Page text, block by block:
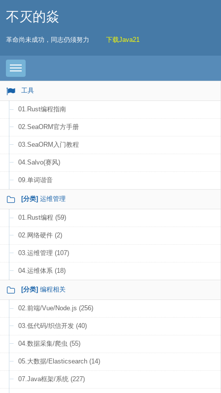
不灭的焱
革命尚未成功，同志仍须努力 下载Java21
Toggle navigation
工具
01.Rust编程指南
02.SeaORM官方手册
03.SeaORM入门教程
04.Salvo(赛风)
09.单词谐音
[分类] 运维管理
01.Rust编程 (59)
02.网络硬件 (2)
03.运维管理 (107)
04.运维体系 (18)
[分类] 编程相关
02.前端/Vue/Node.js (256)
03.低代码/织信开发 (40)
04.数据采集/爬虫 (55)
05.大数据/Elasticsearch (14)
07.Java框架/系统 (227)